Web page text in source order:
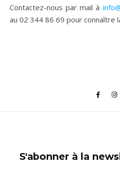
Contactez-nous par mail à
au 02 344 86 69 pour connaître
S'abonner à la